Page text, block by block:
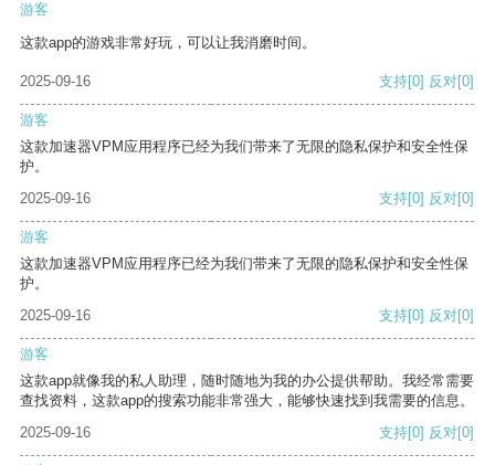
游客
这款app的游戏非常好玩，可以让我消磨时间。
2025-09-16 支持[0] 反对[0]
游客
这款加速器VPM应用程序已经为我们带来了无限的隐私保护和安全性保
护。
2025-09-16
支持[0] 反对[0]
游客
这款加速器VPM应用程序已经为我们带来了无限的隐私保护和安全性保
护。
2025-09-16
支持[0] 反对[0]
游客
这款app就像我的私人助理，随时随地为我的办公提供帮助。我经常需要
查找资料，这款app的搜索功能非常强大，能够快速找到我需要的信息。
2025-09-16
支持[0] 反对[0]